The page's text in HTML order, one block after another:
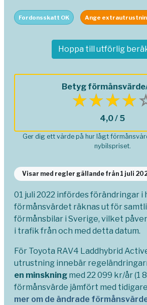
Fordonsskatt OK Ange
Hoppa till utförlig
Betyg
4,0 / 5
Ger dig ett värde på hur lågt
nybilspriset.
Visar med regler gällande från 1 juli
01 juli 2022 infördes förändringar i
förmånsvärdet räknas ut för
förmånsbilar i Sverige, vilket
i trafik från och med detta datum.
För Toyota RAV4 Laddhybrid
utrustning innebär
en minskning med 22 099 kr/år (1
förmånsvärde jämfört med
mer om de ändrade